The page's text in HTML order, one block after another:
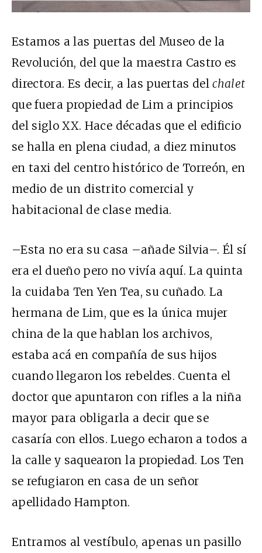
Estamos a las puertas del Museo de la
Revolución, del que la maestra Castro es
directora. Es decir, a las puertas delchalet
que fuera propiedad de Lim a principios
del sigloXX. Hace décadas que el edificio
se halla en plena ciudad, a diez minutos
en taxi del centro histórico de Torreón, en
medio de un distrito comercial y
habitacional de clase media.
–Esta no era su casa –añade Silvia–. Él sí
era el dueño pero no vivía aquí. La quinta
la cuidaba Ten Yen Tea, su cuñado. La
hermana de Lim, que es la única mujer
china de la que hablan los archivos,
estaba acá en compañía de sus hijos
cuando llegaron los rebeldes. Cuenta el
doctor que apuntaron con rifles a la niña
mayor para obligarla a decir que se
casaría con ellos. Luego echaron a todos a
la calle y saquearon la propiedad. Los Ten
se refugiaron en casa de un señor
apellidado Hampton.
Entramos al vestíbulo, apenas un pasillo